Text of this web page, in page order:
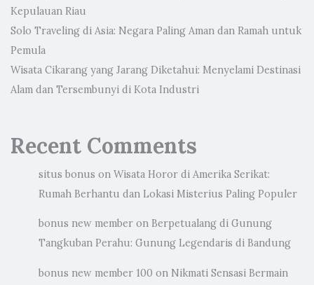
Kepulauan Riau
Solo Traveling di Asia: Negara Paling Aman dan Ramah untuk
Pemula
Wisata Cikarang yang Jarang Diketahui: Menyelami Destinasi
Alam dan Tersembunyi di Kota Industri
Recent Comments
situs bonus on Wisata Horor di Amerika Serikat:
Rumah Berhantu dan Lokasi Misterius Paling Populer
bonus new member on Berpetualang di Gunung
Tangkuban Perahu: Gunung Legendaris di Bandung
bonus new member 100 on Nikmati Sensasi Bermain